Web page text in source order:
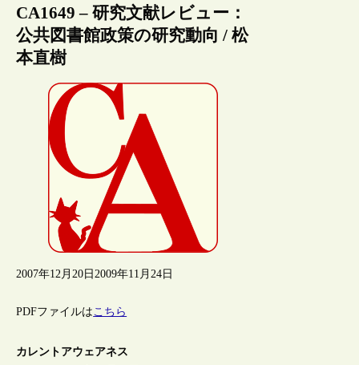
CA1649 – 研究文献レビュー：
公共図書館政策の研究動向 / 松
本直樹
2007年12月20日 2009年11月24日
PDFファイルはこちら
カレントアウェアネス